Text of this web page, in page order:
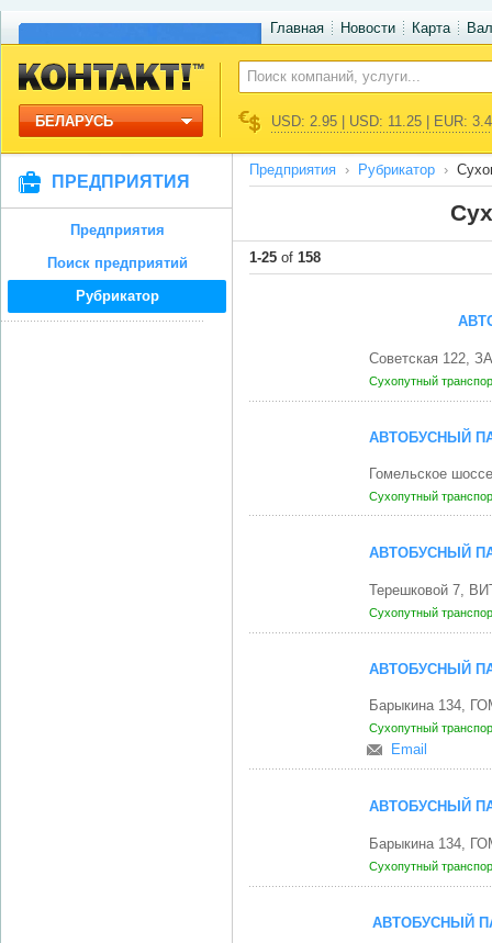
Главная Новости Карта
БЕЛАРУСЬ USD: 2.95 | USD: 11.25 | EUR:
ПРЕДПРИЯТИЯ
Предприятия
Поиск предприятий
Рубрикатор
Предприятия Рубрикатор
1-25 of 158
Советская 122,
Сухопутный
АВТОБУСНЫЙ
Гомельское
Сухопутный
АВТОБУСНЫЙ
Терешковой 7,
Сухопутный
АВТОБУСНЫЙ
Барыкина 134,
Сухопутный
Email
АВТОБУСНЫЙ
Барыкина 134,
Сухопутный
АВТОБУСНЫЙ